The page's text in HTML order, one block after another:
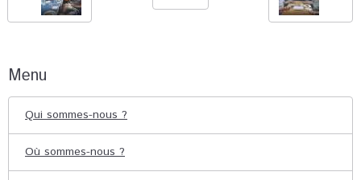
Menu
Qui sommes-nous ?
Où sommes-nous ?